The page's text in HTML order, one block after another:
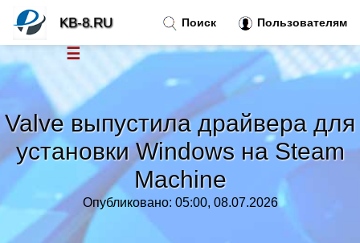
Valve выпустила драйвера для
установки Windows на Steam
Machine
Опубликовано: 05:00, 08.07.2026
Поиск Пользователям
KB-8.RU
☰
Новости
Тренды новостей»
»
Правила »